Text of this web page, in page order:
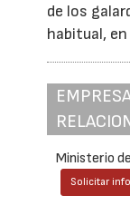
de los
habitual,
Ministerio
Solicitar